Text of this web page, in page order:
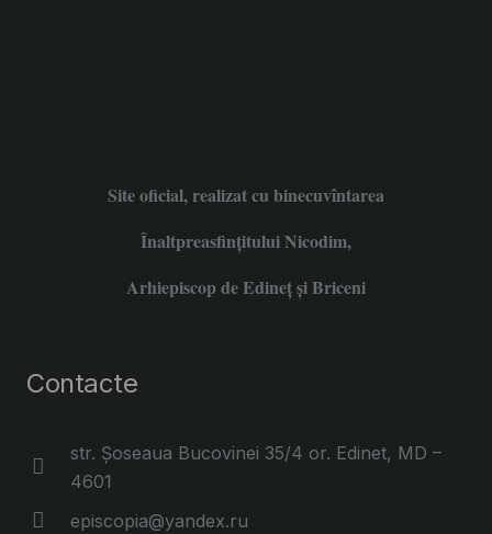
Site oficial, realizat cu binecuvîntarea
Înaltpreasfințitului Nicodim,
Arhiepiscop de Edineţ şi Briceni
Contacte
str. Șoseaua Bucovinei 35/4 or. Edinet, MD –
4601
episcopia@yandex.ru